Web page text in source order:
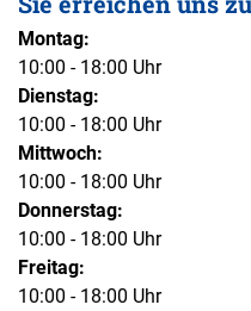
Montag:
10:00 - 18:00 Uhr
Dienstag:
10:00 - 18:00 Uhr
Mittwoch:
10:00 - 18:00 Uhr
Donnerstag:
10:00 - 18:00 Uhr
Freitag:
10:00 - 18:00 Uhr